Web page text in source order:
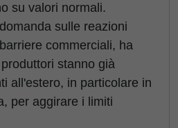
su valori normali.
sulle reazioni
commerciali, ha
stanno già
all'estero, in particolare in
per aggirare i limiti